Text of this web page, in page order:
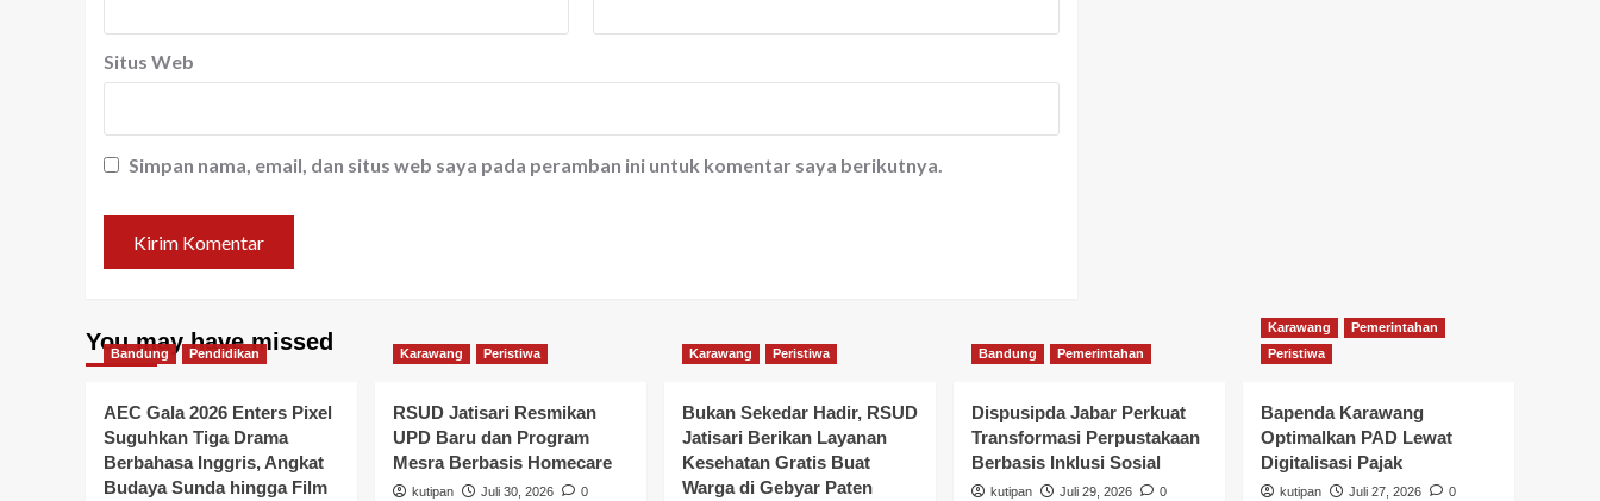
Situs Web
Simpan nama, email, dan situs web saya pada peramban ini untuk komentar saya berikutnya.
You may have missed
Bandung Pendidikan
AEC Gala 2026 Enters Pixel
Suguhkan Tiga Drama
Berbahasa Inggris, Angkat
Budaya Sunda hingga Film
Karawang Peristiwa
RSUD Jatisari Resmikan
UPD Baru dan Program
Mesra Berbasis Homecare
kutipan Juli 30, 2026 0
Karawang Peristiwa
Bukan Sekedar Hadir, RSUD
Jatisari Berikan Layanan
Kesehatan Gratis Buat
Warga di Gebyar Paten
Bandung Pemerintahan
Dispusipda Jabar Perkuat
Transformasi Perpustakaan
Berbasis Inklusi Sosial
kutipan Juli 29, 2026 0
Karawang
Pemerintahan
Peristiwa
Bapenda Karawang
Optimalkan PAD Lewat
Digitalisasi Pajak
kutipan Juli 27, 2026 0